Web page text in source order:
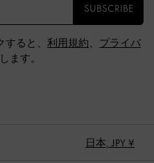
SUBSCRIBE
ると、 利用規約、 プライバ
ます。
日本, JPY ¥